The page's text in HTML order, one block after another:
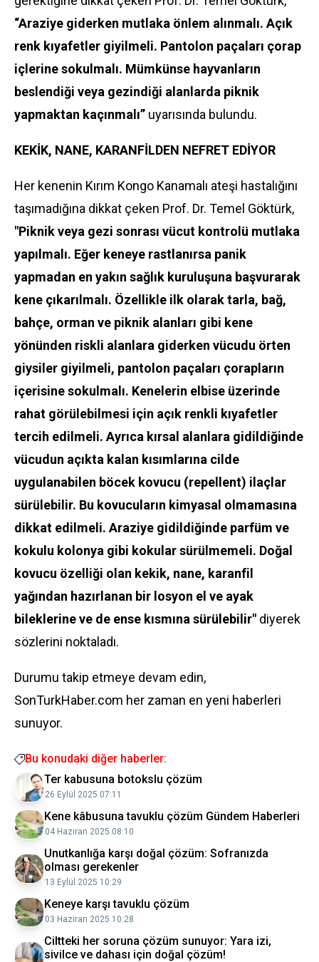
“Araziye giderken mutlaka önlem alınmalı. Açık
renk kıyafetler giyilmeli. Pantolon paçaları çorap
içlerine sokulmalı. Mümkünse hayvanların
beslendiği veya gezindiği alanlarda piknik
yapmaktan kaçınmalı” uyarısında bulundu.
KEKİK, NANE, KARANFİLDEN NEFRET EDİYOR
Her kenenin Kırım Kongo Kanamalı ateşi hastalığını
taşımadığına dikkat çeken Prof. Dr. Temel Göktürk,
"Piknik veya gezi sonrası vücut kontrolü mutlaka
yapılmalı. Eğer keneye rastlanırsa panik
yapmadan en yakın sağlık kuruluşuna başvurarak
kene çıkarılmalı. Özellikle ilk olarak tarla, bağ,
bahçe, orman ve piknik alanları gibi kene
yönünden riskli alanlara giderken vücudu örten
giysiler giyilmeli, pantolon paçaları çorapların
içerisine sokulmalı. Kenelerin elbise üzerinde
rahat görülebilmesi için açık renkli kıyafetler
tercih edilmeli. Ayrıca kırsal alanlara gidildiğinde
vücudun açıkta kalan kısımlarına cilde
uygulanabilen böcek kovucu (repellent) ilaçlar
sürülebilir. Bu kovucuların kimyasal olmamasına
dikkat edilmeli. Araziye gidildiğinde parfüm ve
kokulu kolonya gibi kokular sürülmemeli. Doğal
kovucu özelliği olan kekik, nane, karanfil
yağından hazırlanan bir losyon el ve ayak
bileklerine ve de ense kısmına sürülebilir" diyerek
sözlerini noktaladı.
Durumu takip etmeye devam edin,
SonTurkHaber.com her zaman en yeni haberleri
sunuyor.
Bu konudaki diğer haberler:
Ter kabusuna botokslu çözüm
26 Eylül 2025 07:11
Kene kâbusuna tavuklu çözüm Gündem Haberleri
04 Haziran 2025 08:10
Unutkanlığa karşı doğal çözüm: Sofranızda
olması gerekenler
13 Eylül 2025 10:29
Keneye karşı tavuklu çözüm
03 Haziran 2025 10:28
Ciltteki her soruna çözüm sunuyor: Yara izi,
sivilce ve dahası için doğal çözüm!